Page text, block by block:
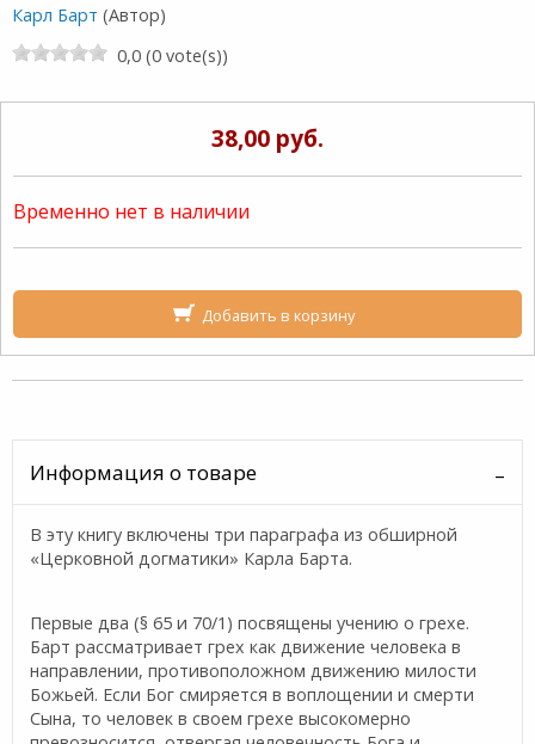
Карл Барт (Автор)
0,0 (0 vote(s))
38,00 руб.
Временно нет в наличии
Добавить в корзину
Информация о товаре
В эту книгу включены три параграфа из обширной
«Церковной догматики» Карла Барта.
Первые два (§ 65 и 70/1) посвящены учению о грехе.
Барт рассматривает грех как движение человека в
направлении, противоположном движению милости
Божьей. Если Бог смиряется в воплощении и смерти
Сына, то человек в своем грехе высокомерно